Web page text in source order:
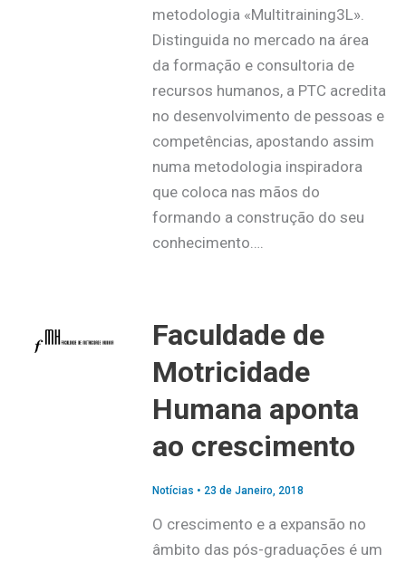
metodologia «Multitraining3L».
Distinguida no mercado na área
da formação e consultoria de
recursos humanos, a PTC acredita
no desenvolvimento de pessoas e
competências, apostando assim
numa metodologia inspiradora
que coloca nas mãos do
formando a construção do seu
conhecimento….
Faculdade de
Motricidade
Humana aponta
ao crescimento
Notícias • 23 de Janeiro, 2018
O crescimento e a expansão no
âmbito das pós-graduações é um